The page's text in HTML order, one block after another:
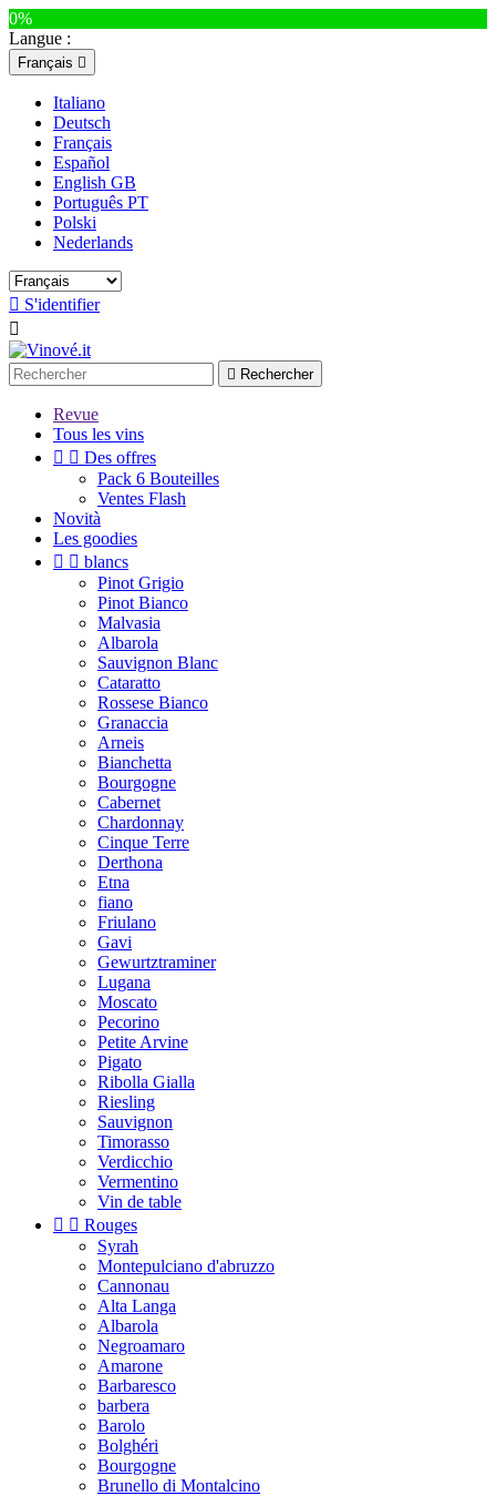
0%
Langue :
Français 
Italiano
Deutsch
Français
Español
English GB
Português PT
Polski
Nederlands
 S'identifier

 Rechercher
Revue
Tous les vins
  Des offres
Pack 6 Bouteilles
Ventes Flash
Novità
Les goodies
  blancs
Pinot Grigio
Pinot Bianco
Malvasia
Albarola
Sauvignon Blanc
Cataratto
Rossese Bianco
Granaccia
Arneis
Bianchetta
Bourgogne
Cabernet
Chardonnay
Cinque Terre
Derthona
Etna
fiano
Friulano
Gavi
Gewurtztraminer
Lugana
Moscato
Pecorino
Petite Arvine
Pigato
Ribolla Gialla
Riesling
Sauvignon
Timorasso
Verdicchio
Vermentino
Vin de table
  Rouges
Syrah
Montepulciano d'abruzzo
Cannonau
Alta Langa
Albarola
Negroamaro
Amarone
Barbaresco
barbera
Barolo
Bolghéri
Bourgogne
Brunello di Montalcino